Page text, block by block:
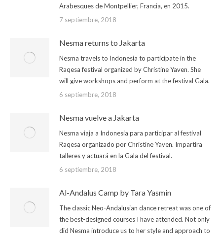
Arabesques de Montpellier, Francia, en 2015.
7 septiembre, 2018
Nesma returns to Jakarta
Nesma travels to Indonesia to participate in the
Raqesa festival organized by Christine Yaven. She
will give workshops and perform at the festival Gala.
6 septiembre, 2018
Nesma vuelve a Jakarta
Nesma viaja a Indonesia para participar al festival
Raqesa organizado por Christine Yaven. Impartira
talleres y actuará en la Gala del festival.
6 septiembre, 2018
Al-Andalus Camp by Tara Yasmin
The classic Neo-Andalusian dance retreat was one of
the best-designed courses I have attended. Not only
did Nesma introduce us to her style and approach to